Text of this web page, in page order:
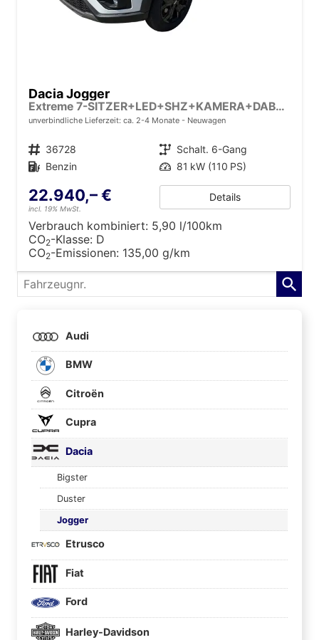
Dacia Jogger
Extreme 7-SITZER+LED+SHZ+KAMERA+DAB+ALU
unverbindliche Lieferzeit: ca. 2-4 Monate Neuwagen
Fahrzeugnr. 36728 Getriebe Schalt. 6-Gang
Kraftstoff Benzin Leistung 81 kW (110 PS)
22.940,– €
incl. 19% MwSt.
Details
Verbrauch kombiniert: 5,90 l/100km
CO2-Klasse: D
CO2-Emissionen: 135,00 g/km
Fahrzeugnr.
Audi
BMW
Citroën
Cupra
Dacia
Bigster
Duster
Jogger
Etrusco
Fiat
Ford
Harley-Davidson